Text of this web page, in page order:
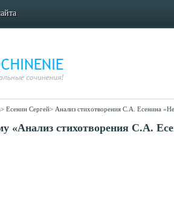
> Есенин Сергей> Анализ стихотворения С.А. Есенина
«Анализ стихотворения С.А.